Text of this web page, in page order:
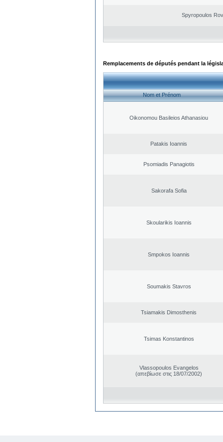
Spyropoulos
Remplacements de députés pendant la
Nom et Prénom
Oikonomou Basileios Athanasiou
Patakis Ioannis
Psomiadis Panagiotis
Sakorafa Sofia
Skoularikis Ioannis
Smpokos Ioannis
Soumakis Stavros
Tsiamakis Dimosthenis
Tsimas Konstantinos
Vlassopoulos Evangelos
(απεβίωσε στις 18/07/2002)